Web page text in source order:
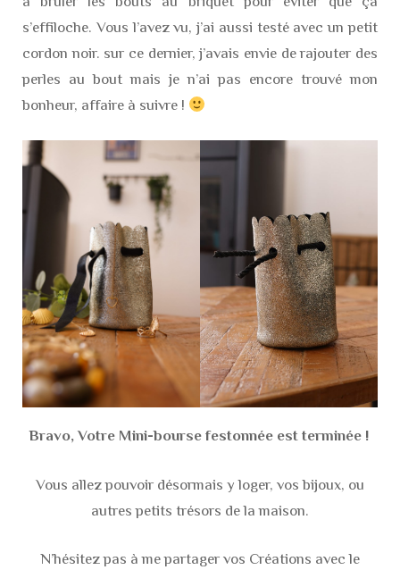
s’effiloche. Vous l’avez vu, j’ai aussi testé avec un petit
cordon noir. sur ce dernier, j’avais envie de rajouter des
perles au bout mais je n’ai pas encore trouvé mon
bonheur, affaire à suivre !
Bravo, Votre Mini-bourse festonnée est terminée !
Vous allez pouvoir désormais y loger, vos bijoux, ou
autres petits trésors de la maison.
N’hésitez pas à me partager vos Créations avec le